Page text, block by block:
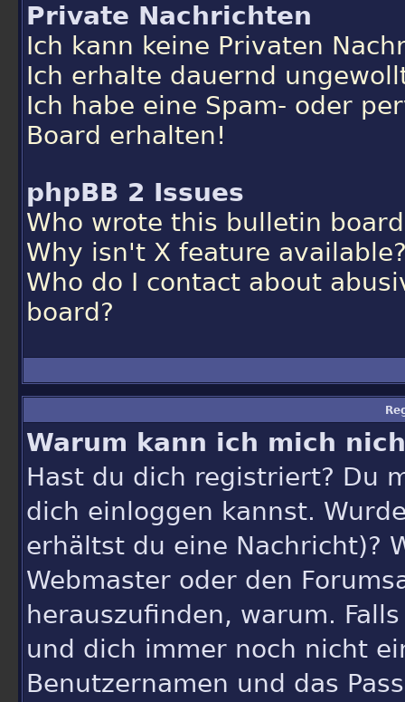
Private Nachrichten
Ich kann keine Privaten
Ich erhalte dauernd
Ich habe eine Spam- oder
Board erhalten!
phpBB 2 Issues
Who wrote this bulletin
Why isn't X feature
Who do I contact about
board?
Warum kann ich mich
Hast du dich registriert? Du
dich einloggen kannst.
erhältst du eine Nachricht)?
Webmaster oder den
herauszufinden, warum.
und dich immer noch nicht
Benutzernamen und das